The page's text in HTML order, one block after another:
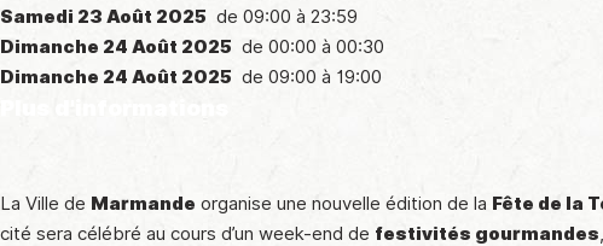
Samedi 23 Août 2025 de 09:00 à 23:59
Dimanche 24 Août 2025 de 00:00 à 00:30
Dimanche 24 Août 2025 de 09:00 à 19:00
La Ville de Marmande organise une nouvelle édition de la Fête de la
cité sera célébré au cours d’un week-end de festivités gourmandes